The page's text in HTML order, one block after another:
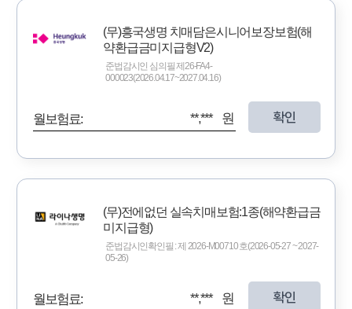
(무)흥국생명 치매담은시니어보장보험(해
약환급금미지급형V2)
준법감시인 심의필 제26-FA4-
000023(2026.04.17~2027.04.16)
월보험료: **,*** 원 확인
(무)전에없던 실속치매보험:1종(해약환급금
미지급형)
준법감시인확인필 : 제 2026-M00710 호(2026-05-27 ~ 2027-
05-26)
월보험료: **,*** 원 확인